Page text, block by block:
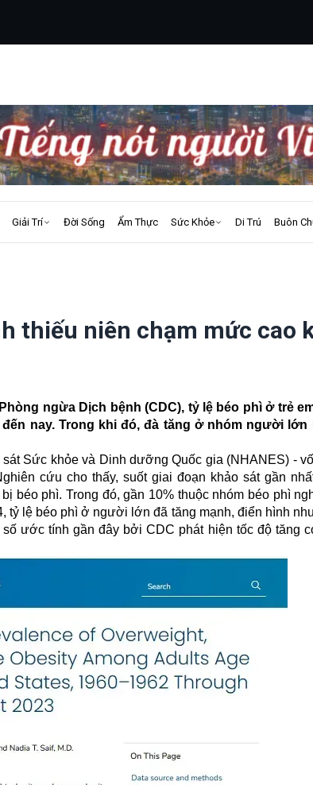
Giải Trí Đời Sống Ẩm Thực Sức Khỏe Di Trú Buôn
thiếu niên chạm mức cao
ngừa Dịch bệnh (CDC), tỷ lệ béo phì ở trẻ
nay. Trong khi đó, đà tăng ở nhóm người lớn
Sức khỏe và Dinh dưỡng Quốc gia (NHANES) -
cứu cho thấy, suốt giai đoạn khảo sát gần
béo phì. Trong đó, gần 10% thuộc nhóm béo phì
tỷ lệ béo phì ở người lớn đã tăng mạnh, điển hình
ước tính gần đây bởi CDC phát hiện tốc độ tăng